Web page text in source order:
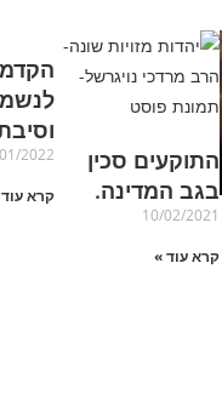
התוקעים סכין
בגב המדינה.
10/02/2021
קרא עוד »
2022
קרא